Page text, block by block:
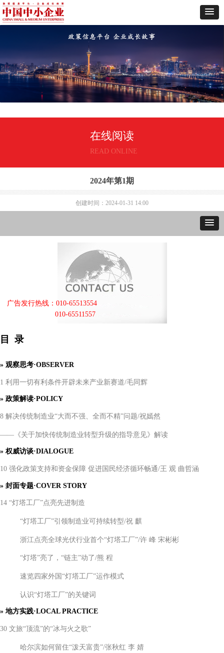
在线阅读
READ ONLINE
广告发行热线：010-65513554
010-65511557
2024年第1期
创建时间： 2024-01-31 14:00
目 录
» 观察思考·OBSERVER
1 利用一切有利条件开辟未来产业新赛道/毛同辉
» 政策解读·POLICY
8 解决传统制造业“大而不强、全而不精”问题/祝嫣然
——《关于加快传统制造业转型升级的指导意见》解读
» 权威访谈·DIALOGUE
10 强化政策支持和资金保障 促进国民经济循环畅通/王 观 曲哲涵
» 封面专题·COVER STORY
14 “灯塔工厂”点亮先进制造
“灯塔工厂”引领制造业可持续转型/祝 麒
浙江点亮全球光伏行业首个“灯塔工厂”/许 峰 宋彬彬
“灯塔”亮了，“链主”动了/熊 程
速览四家外国 “灯塔工厂”运作模式
认识“灯塔工厂”的关键词
» 地方实践·LOCAL PRACTICE
30 文旅“顶流”的“冰与火之歌”
哈尔滨如何留住“泼天富贵”/张秋红 李 婧